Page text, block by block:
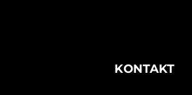
KONTAKT